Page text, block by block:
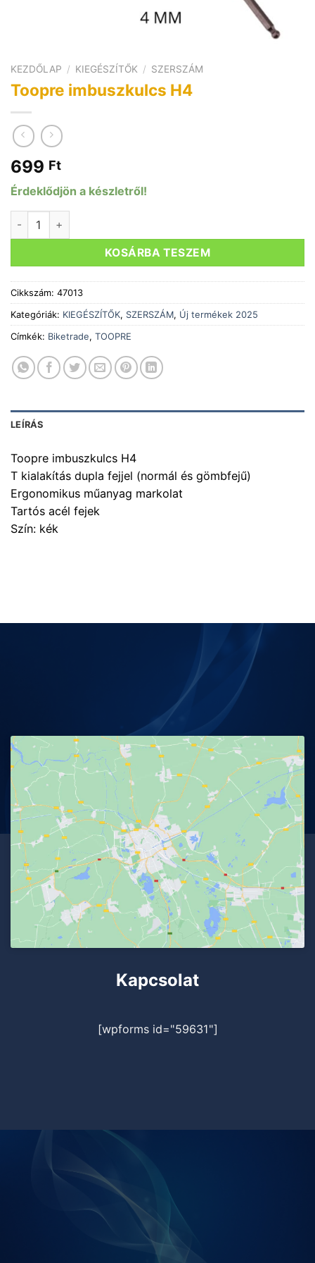
KEZDŐLAP / KIEGÉSZÍTŐK / SZERSZÁM
Toopre imbuszkulcs H4
699 Ft
Érdeklődjön a készletről!
KOSÁRBA TESZEM
Cikkszám: 47013
Kategóriák: KIEGÉSZÍTŐK, SZERSZÁM, Új termékek 2025
Címkék: Biketrade, TOOPRE
LEÍRÁS
Toopre imbuszkulcs H4
T kialakítás dupla fejjel (normál és gömbfejű)
Ergonomikus műanyag markolat
Tartós acél fejek
Szín: kék
Kapcsolat
[wpforms id="59631"]